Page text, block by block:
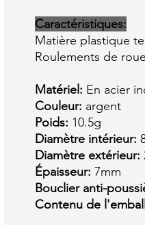
Caractéristiques:
Matière plastique
Roulements de
Matériel: En acier
Couleur: argent
Poids: 10.5g
Diamètre intérieur:
Diamètre extérieur:
Épaisseur: 7mm
Bouclier anti-
Contenu de